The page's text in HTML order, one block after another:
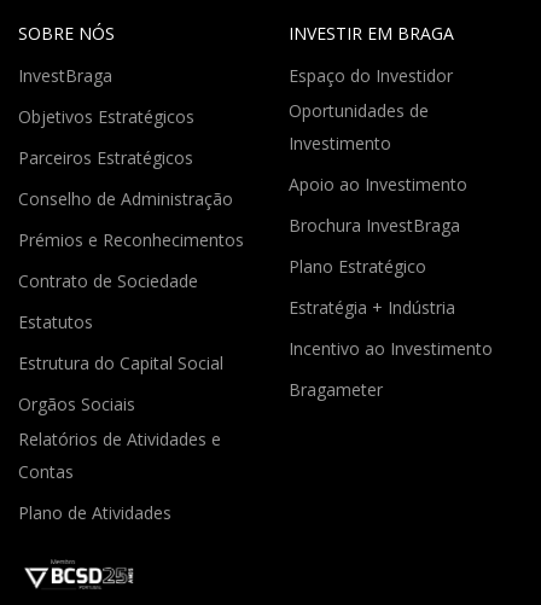
SOBRE NÓS
InvestBraga
Objetivos Estratégicos
Parceiros Estratégicos
Conselho de Administração
Prémios e Reconhecimentos
Contrato de Sociedade
Estatutos
Estrutura do Capital Social
Orgãos Sociais
Relatórios de Atividades e
Contas
Plano de Atividades
INVESTIR EM BRAGA
Espaço do Investidor
Oportunidades de
Investimento
Apoio ao Investimento
Brochura InvestBraga
Plano Estratégico
Estratégia + Indústria
Incentivo ao Investimento
Bragameter